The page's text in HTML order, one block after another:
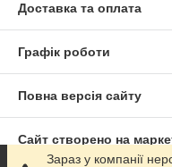
Доставка та оплата
Графік роботи
Повна версія сайту
Сайт створено на
Зараз у компанії